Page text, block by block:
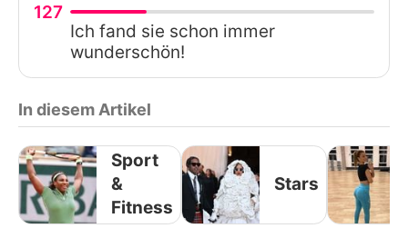
127
Ich fand sie schon immer
wunderschön!
In diesem Artikel
Sport
&
Fitness
Stars